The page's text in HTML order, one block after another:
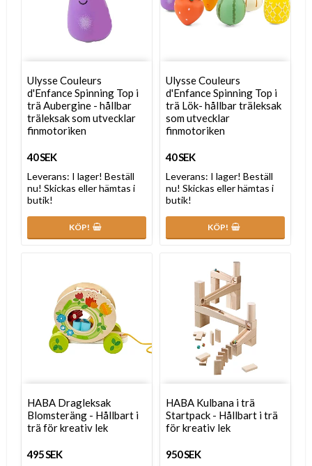
Ulysse Couleurs
d'Enfance Spinning Top i
trä Aubergine - hållbar
träleksak som utvecklar
finmotoriken
40 SEK
Leverans: I lager! Beställ
nu! Skickas eller hämtas i
butik!
KÖP!
Ulysse Couleurs
d'Enfance Spinning Top i
trä Lök- hållbar träleksak
som utvecklar
finmotoriken
40 SEK
Leverans: I lager! Beställ
nu! Skickas eller hämtas i
butik!
KÖP!
HABA Dragleksak
Blomsteräng - Hållbart i
trä för kreativ lek
495 SEK
HABA Kulbana i trä
Startpack - Hållbart i trä
för kreativ lek
950 SEK